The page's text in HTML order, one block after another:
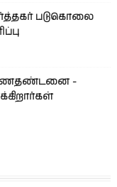
படுகொலை
மரணதண்டனை -